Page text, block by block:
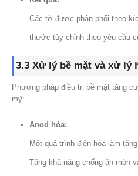
Các tờ được phân phối theo
thước tùy chỉnh theo yêu cầu
3.3 Xử lý bề mặt và xử lý
Phương pháp điều trị bề mặt tăng
mỹ:
Anod hóa:
Một quá trình điện hóa làm
Tăng khả năng chống ăn mòn